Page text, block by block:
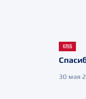
КЛУБ
30 мая